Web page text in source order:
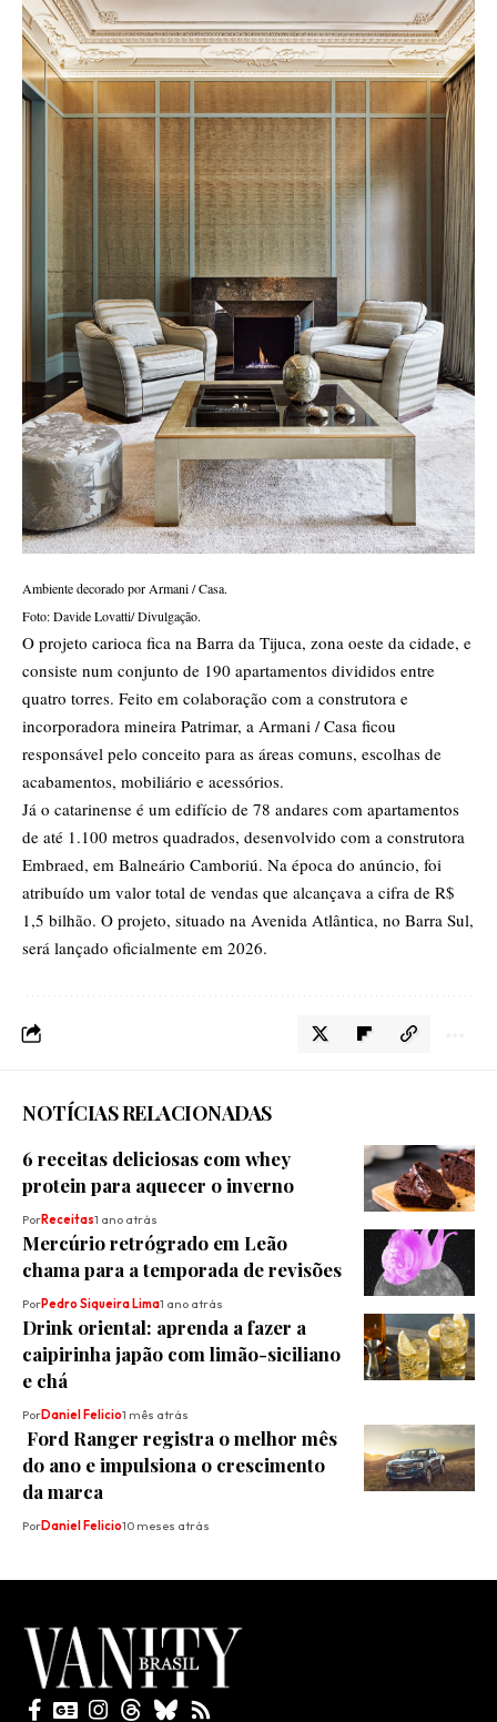
Ambiente decorado por Armani / Casa.
Foto: Davide Lovatti/ Divulgação.
O projeto carioca fica na Barra da Tijuca, zona oeste da cidade, e
consiste num conjunto de 190 apartamentos divididos entre
quatro torres. Feito em colaboração com a construtora e
incorporadora mineira Patrimar, a Armani / Casa ficou
responsável pelo conceito para as áreas comuns, escolhas de
acabamentos, mobiliário e acessórios.
Já o catarinense é um edifício de 78 andares com apartamentos
de até 1.100 metros quadrados, desenvolvido com a construtora
Embraed, em Balneário Camboriú. Na época do anúncio, foi
atribuído um valor total de vendas que alcançava a cifra de R$
1,5 bilhão. O projeto, situado na Avenida Atlântica, no Barra Sul,
será lançado oficialmente em 2026.
NOTÍCIAS RELACIONADAS
6 receitas deliciosas com whey
protein para aquecer o inverno
PorReceitas1 ano atrás
Mercúrio retrógrado em Leão
chama para a temporada de revisões
PorPedro Siqueira Lima1 ano atrás
Drink oriental: aprenda a fazer a
caipirinha japão com limão-siciliano
e chá
PorDaniel Felicio1 mês atrás
Ford Ranger registra o melhor mês
do ano e impulsiona o crescimento
da marca
PorDaniel Felicio10 meses atrás